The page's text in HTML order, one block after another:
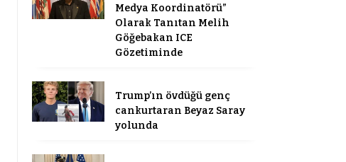
Medya Koordinatörü”
Olarak Tanıtan Melih
Göğebakan ICE
Gözetiminde
Trump’ın övdüğü genç
cankurtaran Beyaz Saray
yolunda